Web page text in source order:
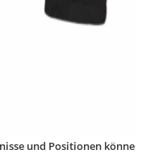
und Positionen